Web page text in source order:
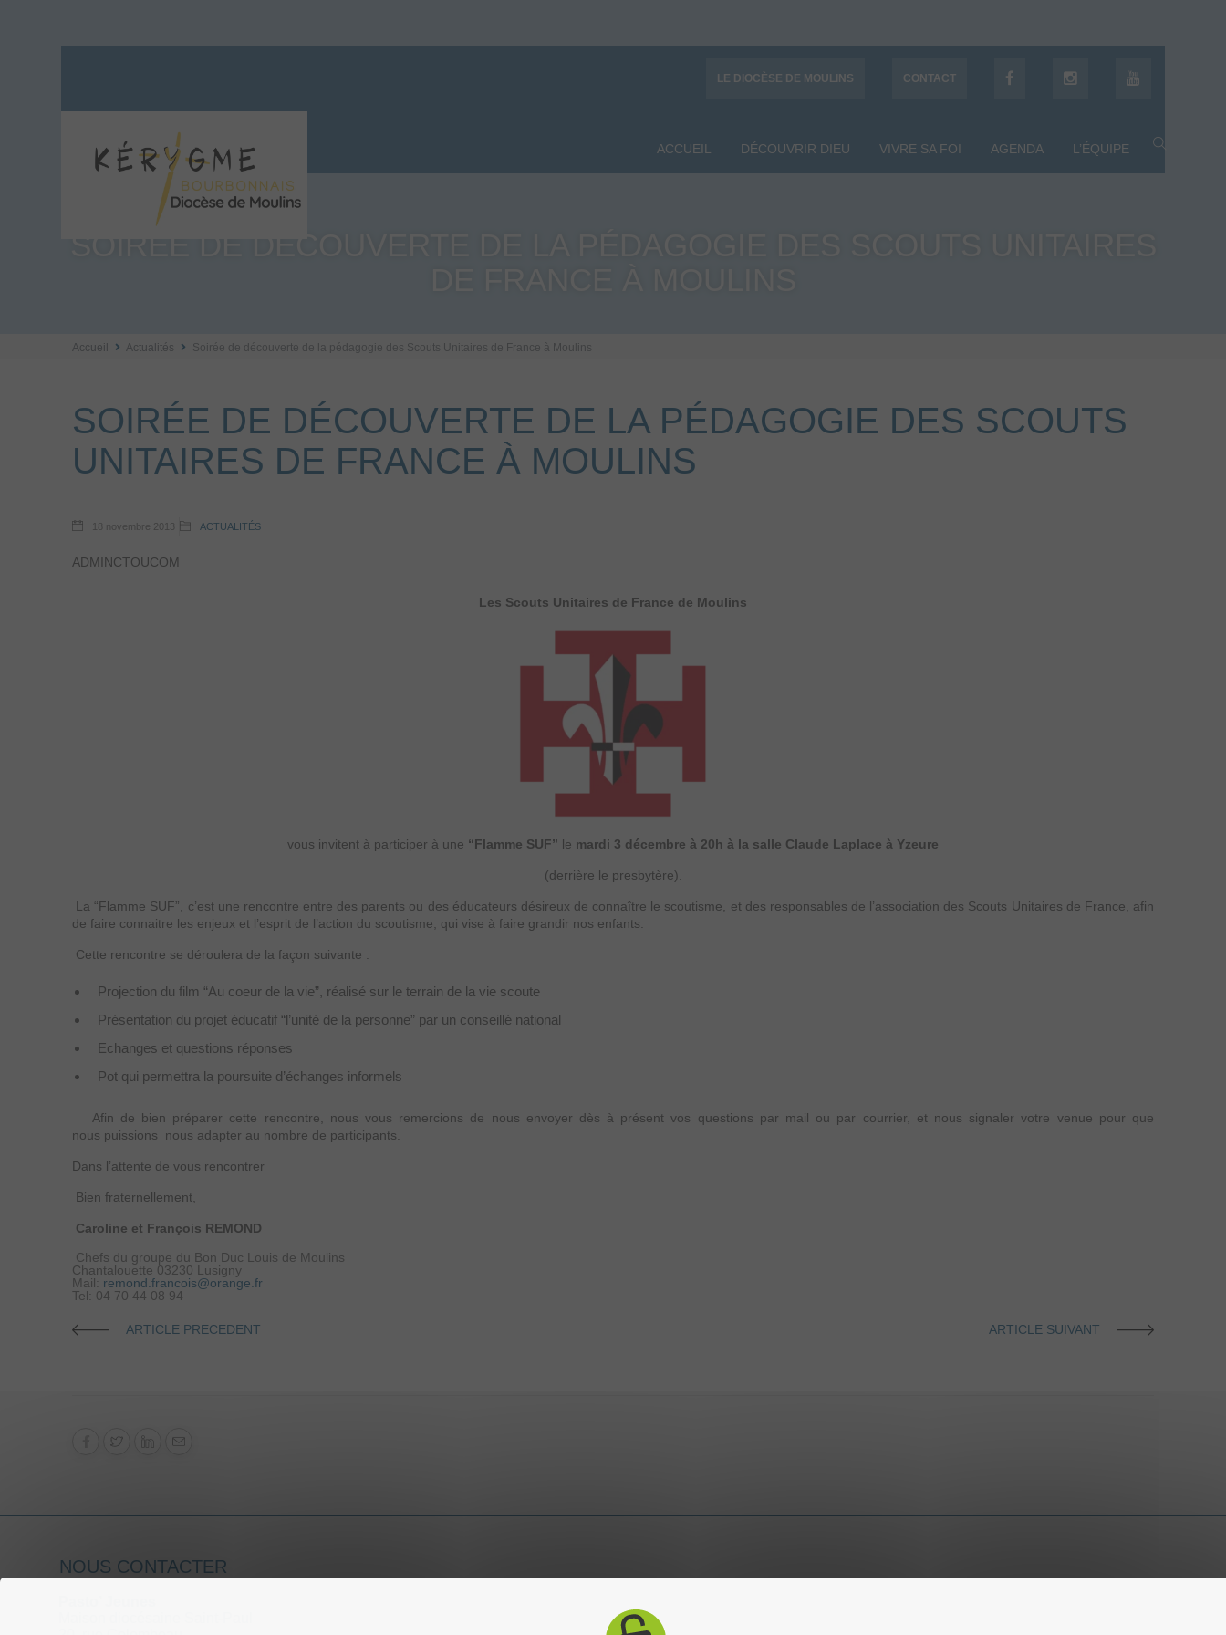
LE DIOCÈSE DE MOULINS CONTACT
ACCUEIL DÉCOUVRIR DIEU VIVRE SA FOI AGENDA L’ÉQUIPE
Accueil Actualités Soirée de découverte de la pédagogie des Scouts Unitaires de France à Moulins
SOIRÉE DE DÉCOUVERTE DE LA PÉDAGOGIE DES SCOUTS
UNITAIRES DE FRANCE À MOULINS
18 novembre 2013 ACTUALITÉS
ADMINCTOUCOM
Les Scouts Unitaires de France de Moulins
vous invitent à participer à une “Flamme SUF” le mardi 3 décembre à 20h à la salle Claude Laplace à Yzeure
(derrière le presbytère).
La “Flamme SUF”, c’est une rencontre entre des parents ou des éducateurs désireux de connaître le scoutisme, et des responsables de l’association des Scouts Unitaires de France, afin
de faire connaitre les enjeux et l’esprit de l’action du scoutisme, qui vise à faire grandir nos enfants.
Cette rencontre se déroulera de la façon suivante :
Projection du film “Au coeur de la vie”, réalisé sur le terrain de la vie scoute
Présentation du projet éducatif “l’unité de la personne” par un conseillé national
Echanges et questions réponses
Pot qui permettra la poursuite d’échanges informels
Afin de bien préparer cette rencontre, nous vous remercions de nous envoyer dès à présent vos questions par mail ou par courrier, et nous signaler votre venue pour que
nous puissions nous adapter au nombre de participants.
Dans l’attente de vous rencontrer
Bien fraternellement,
Caroline et François REMOND
Chefs du groupe du Bon Duc Louis de Moulins
Chantalouette 03230 Lusigny
Mail: remond.francois@orange.fr
Tel: 04 70 44 08 94
ARTICLE PRECEDENT ARTICLE SUIVANT
NOUS CONTACTER